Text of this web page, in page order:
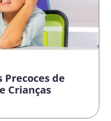
de
Crianças